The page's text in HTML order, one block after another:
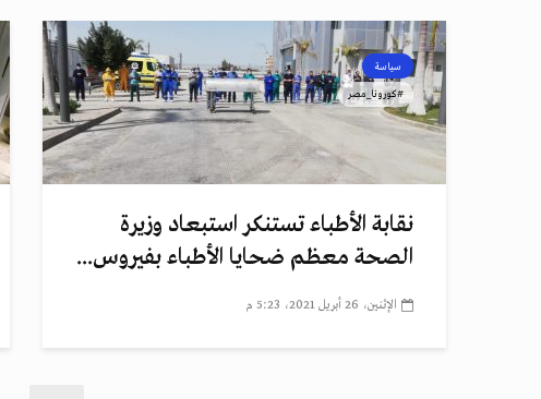
سياسة
#كورونا_مصر
نقابة الأطباء تستنكر استبعاد وزيرة
الصحة معظم ضحايا الأطباء بفيروس...
الإثنين، 26 أبريل 2021، 5:23 م